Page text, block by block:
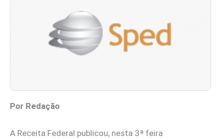
Por Redação
A Receita Federal publicou, nesta 3ª feira